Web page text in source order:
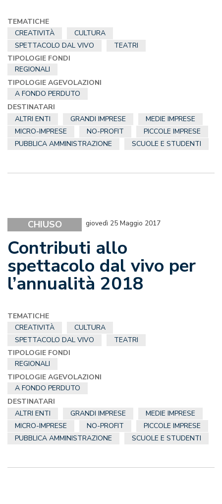
TEMATICHE
CREATIVITÀ
CULTURA
SPETTACOLO DAL VIVO
TEATRI
TIPOLOGIE FONDI
REGIONALI
TIPOLOGIE AGEVOLAZIONI
A FONDO PERDUTO
DESTINATARI
ALTRI ENTI
GRANDI IMPRESE
MEDIE IMPRESE
MICRO-IMPRESE
NO-PROFIT
PICCOLE IMPRESE
PUBBLICA AMMINISTRAZIONE
SCUOLE E STUDENTI
CHIUSO giovedì 25 Maggio 2017
Contributi allo
spettacolo dal vivo per
l’annualità 2018
TEMATICHE
CREATIVITÀ
CULTURA
SPETTACOLO DAL VIVO
TEATRI
TIPOLOGIE FONDI
REGIONALI
TIPOLOGIE AGEVOLAZIONI
A FONDO PERDUTO
DESTINATARI
ALTRI ENTI
GRANDI IMPRESE
MEDIE IMPRESE
MICRO-IMPRESE
NO-PROFIT
PICCOLE IMPRESE
PUBBLICA AMMINISTRAZIONE
SCUOLE E STUDENTI